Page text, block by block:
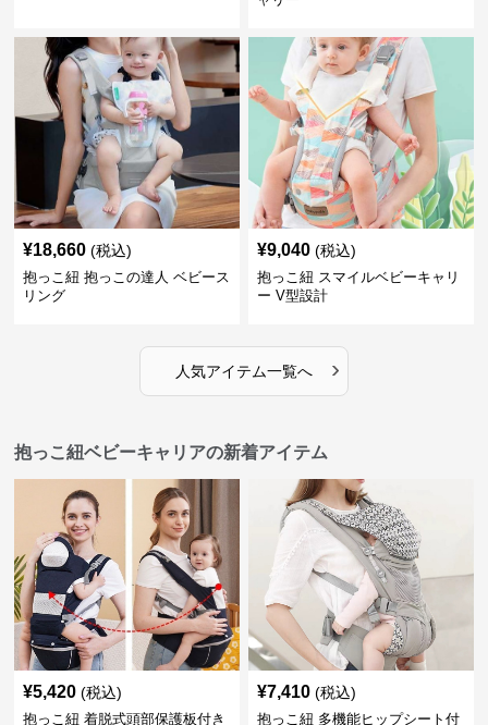
¥18,660 (税込)
抱っこ紐 抱っこの達人 ベビース
リング
¥9,040 (税込)
抱っこ紐 スマイルベビーキャリ
ー V型設計
人気アイテム一覧へ ›
抱っこ紐ベビーキャリアの新着アイテム
¥5,420 (税込)
抱っこ紐 着脱式頭部保護板付き
¥7,410 (税込)
抱っこ紐 多機能ヒップシート付